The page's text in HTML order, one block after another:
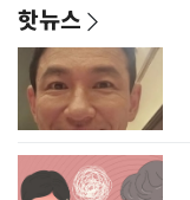
핫뉴스